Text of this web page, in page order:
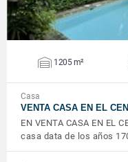
1205 m²
Casa
VENTA CASA EN EL
EN VENTA CASA EN EL
casa data de los años